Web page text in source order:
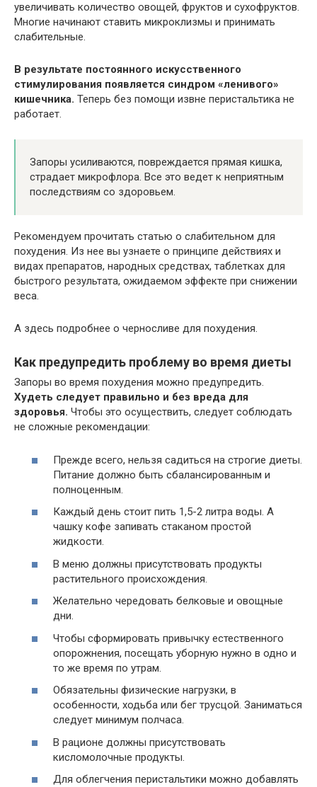
увеличивать количество овощей, фруктов и сухофруктов.
Многие начинают ставить микроклизмы и принимать
слабительные.
В результате постоянного искусственного
стимулирования появляется синдром «ленивого»
кишечника. Теперь без помощи извне перистальтика не
работает.
Запоры усиливаются, повреждается прямая кишка,
страдает микрофлора. Все это ведет к неприятным
последствиям со здоровьем.
Рекомендуем прочитать статью о слабительном для
похудения. Из нее вы узнаете о принципе действиях и
видах препаратов, народных средствах, таблетках для
быстрого результата, ожидаемом эффекте при снижении
веса.
А здесь подробнее о черносливе для похудения.
Как предупредить проблему во время диеты
Запоры во время похудения можно предупредить.
Худеть следует правильно и без вреда для
здоровья. Чтобы это осуществить, следует соблюдать
не сложные рекомендации:
Прежде всего, нельзя садиться на строгие диеты.
Питание должно быть сбалансированным и
полноценным.
Каждый день стоит пить 1,5-2 литра воды. А
чашку кофе запивать стаканом простой
жидкости.
В меню должны присутствовать продукты
растительного происхождения.
Желательно чередовать белковые и овощные
дни.
Чтобы сформировать привычку естественного
опорожнения, посещать уборную нужно в одно и
то же время по утрам.
Обязательны физические нагрузки, в
особенности, ходьба или бег трусцой. Заниматься
следует минимум полчаса.
В рационе должны присутствовать
кисломолочные продукты.
Для облегчения перистальтики можно добавлять